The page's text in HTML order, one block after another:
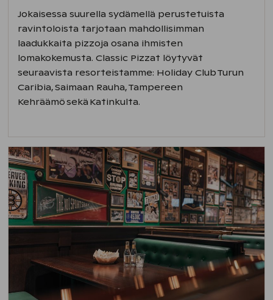
Jokaisessa suurella sydämellä perustetuista
ravintoloista tarjotaan mahdollisimman
laadukkaita pizzoja osana ihmisten
lomakokemusta. Classic Pizzat löytyvät
seuraavista resorteistamme: Holiday Club Turun
Caribia, Saimaan Rauha, Tampereen
Kehräämö sekä Katinkulta.